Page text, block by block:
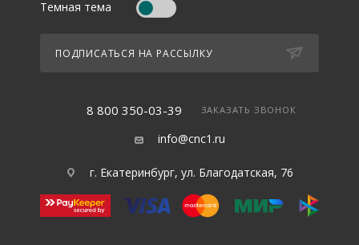
Темная тема
ПОДПИСАТЬСЯ НА РАССЫЛКУ
8 800 350-03-39 ЗАКАЗАТЬ ЗВОНОК
info@cnc1.ru
г. Екатеринбург, ул. Благодатская, 76